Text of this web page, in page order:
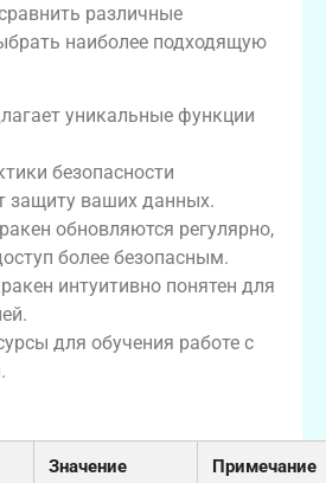
различные
наиболее подходящую
уникальные функции
безопасности
защиту ваших данных.
обновляются регулярно,
более безопасным.
интуитивно понятен для
для обучения работе с
Значение Примечание